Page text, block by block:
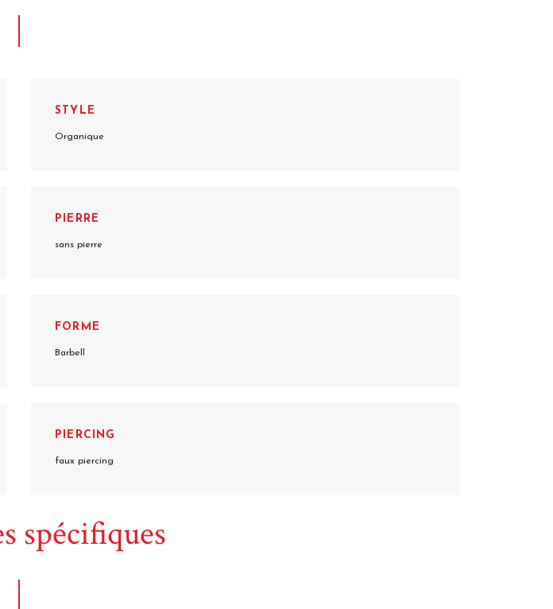
STYLE
Organique
PIERRE
sans pierre
FORME
Barbell
PIERCING
faux piercing
spécifiques